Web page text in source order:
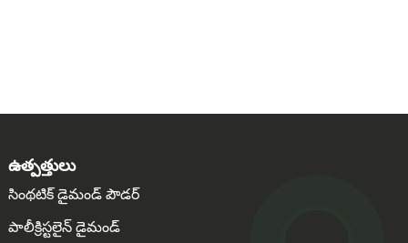
ఉత్పత్తులు
సింథటిక్ డైమండ్ పౌడర్
పాలీక్రిస్టలైన్ డైమండ్